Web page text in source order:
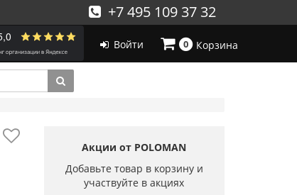
+7 495 109 37 32
Войти 0 Корзина
Акции от POLOMAN
Добавьте товар в корзину и
участвуйте в акциях